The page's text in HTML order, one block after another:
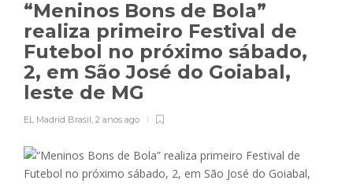
“Meninos Bons de Bola”
realiza primeiro Festival de
Futebol no próximo sábado,
2, em São José do Goiabal,
leste de MG
EL Madrid Brasil, 2 anos ago